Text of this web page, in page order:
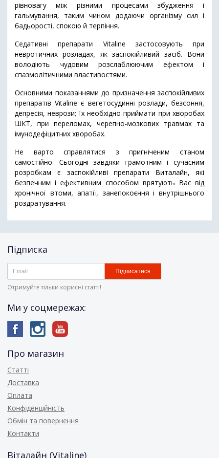
рівновагу між різними процесами збудження і
гальмування, таким чином додаючи організму сил і
бадьорості, спокою й терпіння.
Седативні препарати Vitaline застосовують при
невротичних розладах, як заспокійливий засіб. Вони
володіють чудовим розслаблюючим ефектом і
спазмолітичними властивостями.
Основними показаннями до призначення заспокійливих
препаратів Vitaline є вегетосудинні розлади, безсоння,
депресія, неврози; їх необхідно приймати при хворобах
ШКТ, при переломах, черепно-мозкових травмах та
імунодефіцитних хворобах.
Не варто справлятися з пригніченим станом
самостійно. Сьогодні завдяки грамотним і сучасним
розробкам є заспокійливі препарати Виталайн, які
безпечним і ефективним способом врятують Вас від
хронічної втоми, апатії, занепокоєння і внутрішнього
роздратування.
Підписка
Підписатися
Отримуйте тільки корисні статті!
Ми у соцмережах:
Про магазин
Статті
Доставка
Оплата
Конфіденційність
Обмін та повернення
Контакти
Віталайн (Vitaline)